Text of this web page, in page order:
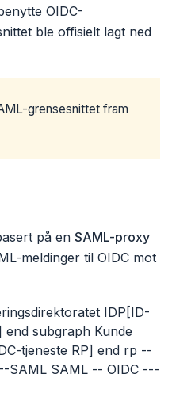
OIDC-
ble offisielt lagt ned
grensesnittet fram
på en SAML-proxy
meldinger til OIDC mot
IDP[ID-
subgraph Kunde
tjeneste RP] end rp --
SAML SAML -- OIDC ---